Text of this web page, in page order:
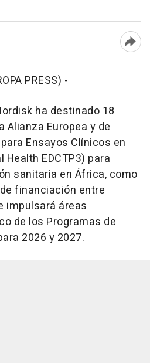
PRESS) -
ha destinado 18
Alianza Europea y de
Ensayos Clínicos en
Health EDCTP3) para
sanitaria en África, como
financiación entre
impulsará áreas
de los Programas de
2026 y 2027.